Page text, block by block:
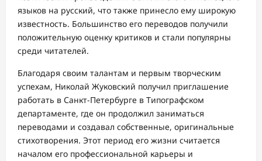
языков на русский, что также принесло ему широкую
известность. Большинство его переводов получили
положительную оценку критиков и стали популярны
среди читателей.
Благодаря своим талантам и первым творческим
успехам, Николай Жуковский получил приглашение
работать в Санкт-Петербурге в Типографском
департаменте, где он продолжил заниматься
переводами и создавал собственные, оригинальные
стихотворения. Этот период его жизни считается
началом его профессиональной карьеры и